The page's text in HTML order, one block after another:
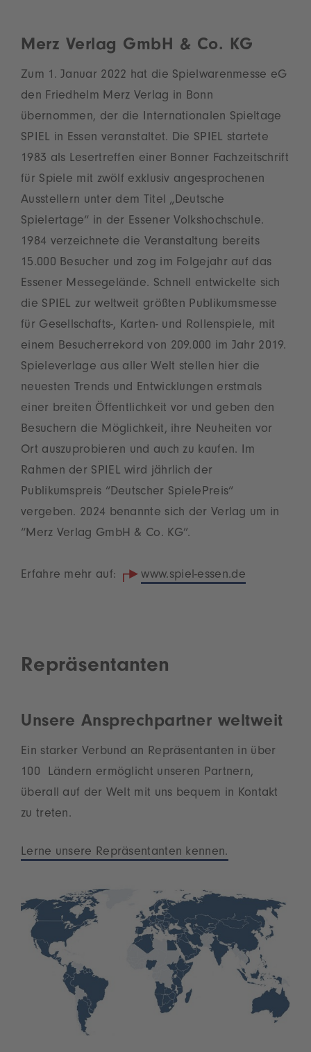
Merz Verlag GmbH & Co. KG
Zum 1. Januar 2022 hat die Spielwarenmesse eG
den Friedhelm Merz Verlag in Bonn
übernommen, der die Internationalen Spieltage
SPIEL in Essen veranstaltet. Die SPIEL startete
1983 als Lesertreffen einer Bonner Fachzeitschrift
für Spiele mit zwölf exklusiv angesprochenen
Ausstellern unter dem Titel „Deutsche
Spielertage“ in der Essener Volkshochschule.
1984 verzeichnete die Veranstaltung bereits
15.000 Besucher und zog im Folgejahr auf das
Essener Messegelände. Schnell entwickelte sich
die SPIEL zur weltweit größten Publikumsmesse
für Gesellschafts-, Karten- und Rollenspiele, mit
einem Besucherrekord von 209.000 im Jahr 2019.
Spieleverlage aus aller Welt stellen hier die
neuesten Trends und Entwicklungen erstmals
einer breiten Öffentlichkeit vor und geben den
Besuchern die Möglichkeit, ihre Neuheiten vor
Ort auszuprobieren und auch zu kaufen. Im
Rahmen der SPIEL wird jährlich der
Publikumspreis “Deutscher SpielePreis“
vergeben. 2024 benannte sich der Verlag um in
“Merz Verlag GmbH & Co. KG”.
Erfahre mehr auf: www.spiel-essen.de
Repräsentanten
Unsere Ansprechpartner weltweit
Ein starker Verbund an Repräsentanten in über
100 Ländern ermöglicht unseren Partnern,
überall auf der Welt mit uns bequem in Kontakt
zu treten.
Lerne unsere Repräsentanten kennen.